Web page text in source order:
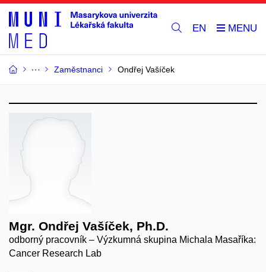
EN
Zaměstnanci Ondřej Vašíček
Mgr. Ondřej Vašíček, Ph.D.
odborný pracovník – Výzkumná skupina Michala Masaříka:
Cancer Research Lab